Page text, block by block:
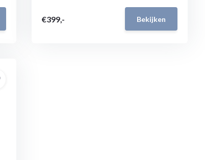
€399,- Bekijken